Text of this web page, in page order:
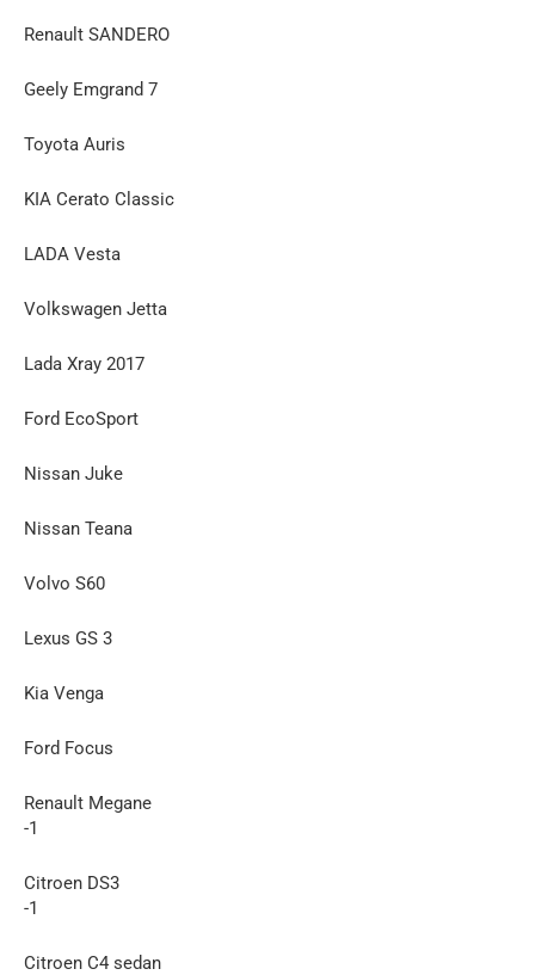
Renault SANDERO
Geely Emgrand 7
Toyota Auris
KIA Cerato Classic
LADA Vesta
Volkswagen Jetta
Lada Xray 2017
Ford EcoSport
Nissan Juke
Nissan Teana
Volvo S60
Lexus GS 3
Kia Venga
Ford Focus
Renault Megane
-1
Citroen DS3
-1
Citroen C4 sedan